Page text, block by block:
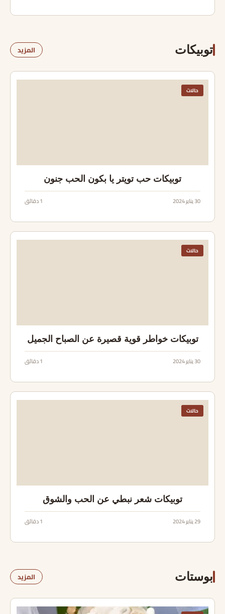
توبيكات المزيد
حالات
توبيكات حب تويتر يا بكون الحب جنون
30 يناير 2024 1 دقائق
حالات
توبيكات خواطر قوية قصيرة عن الصباح الجميل
30 يناير 2024 1 دقائق
حالات
توبيكات شعر نبطي عن الحب والشوق
29 يناير 2024 1 دقائق
بوستات المزيد